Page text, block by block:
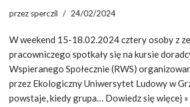
przez sperczil 24/02/2024
W weekend 15-18.02.2024 cztery osoby z
pracowniczego spotkały się na kursie
Wspieranego Społecznie (RWS)
przez Ekologiczny Uniwersytet Ludowy w
powstaje, kiedy grupa… Dowiedz się więcej »